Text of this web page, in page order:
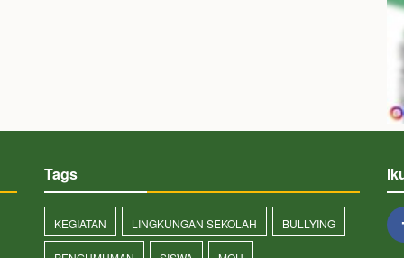
Tags
KEGIATAN LINGKUNGAN SEKOLAH BULLYING